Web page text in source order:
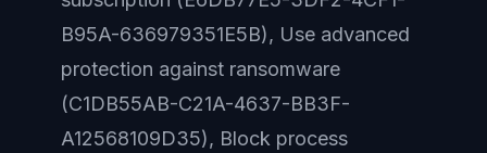
B95A-636979351E5B), Use advanced
protection against ransomware
(C1DB55AB-C21A-4637-BB3F-
A12568109D35), Block process